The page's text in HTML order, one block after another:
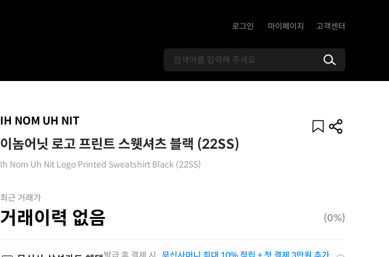
로그인 마이페이지 고객센터
IH NOM UH NIT
이놈어닛 로고 프린트 스웻셔츠 블랙 (22SS)
Ih Nom Uh Nit Logo Printed Sweatshirt Black (22SS)
최근 거래가
거래이력 없음 (0%)